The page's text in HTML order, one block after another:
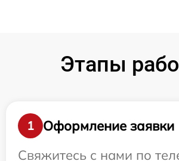
Этапы
1
Оформление заявки
Свяжитесь с нами по